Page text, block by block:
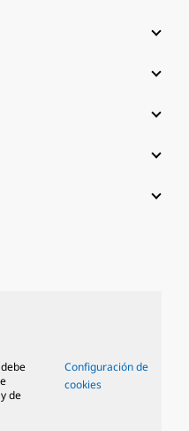
de
Configuración de
cookies